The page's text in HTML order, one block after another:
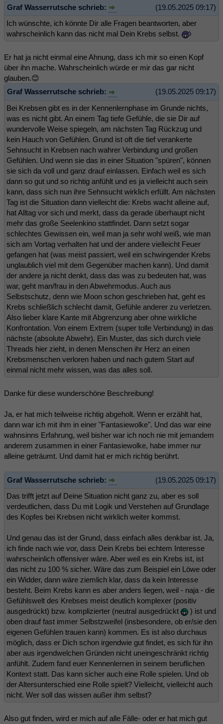
(19.05.2025 09:17)
Graf Wasserrutsche schrieb:
Ich wünschte, ich könnte Dir alle Fragen beantworten, aber
wahrscheinlich kann das nicht mal Dein Krebs selbst.
Er hat ja nicht einmal eine Ahnung, dass ich mir so einen Kopf
über ihn mache. Wahrscheinlich würde er mir das gar nicht
glauben.😊
(19.05.2025 09:17)
Graf Wasserrutsche schrieb:
Bei Krebsen gibt es in der Kennenlernphase im Grunde nichts,
was es nicht gibt. An einem Tag tiefe Gefühle, die sie Dir auf
wundervolle Weise spiegeln, am nächsten Tag Rückzug und
kein Hauch von Gefühlen. Grund ist oft die tief verankerte
Sehnsucht in Krebsen nach wahrer Verbindung und großen
Gefühlen. Und wenn sie das in einer Situation "spüren", können
sie sich da voll und ganz drauf einlassen. Einfach weil es sich
dann so gut und so richtig anfühlt und es ja vielleicht auch sein
kann, dass sich nun ihre Sehnsucht wirklich erfüllt. Am nächsten
Tag ist die Situation dann vielleicht die: Krebs wacht alleine auf,
hat Alltag vor sich und merkt, dass da gerade überhaupt nicht
mehr das große Seelenkino stattfindet. Dann setzt sogar
schlechtes Gewissen ein, weil man ja sehr wohl weiß, wie man
sich am Vortag verhalten hat und der andere vielleicht Feuer
gefangen hat (was meist passiert, weil ein schwingender Krebs
unglaublich viel mit dem Gegenüber machen kann). Und damit
der andere ja nicht denkt, dass das was zu bedeuten hat, was
war, geht man/frau in den Abwehrmodus. Auch aus
Selbstschutz, denn wie Moon schon geschrieben hat, geht es
Krebs schließlich schlecht damit, Gefühle anderer zu verletzen.
Also lieber klare Kante mit Abgrenzung aber ohne wirkliche
Konfrontation. Von einem Extrem (super tolle Verbindung) in das
nächste (absolute Abwehr). Ein Muster, das sich durch viele
Threads hier zieht, in denen Menschen ihr Herz an einen
Krebsmenschen verloren haben und nach gutem Start auf
einmal nicht mehr wissen, was das alles soll.
Danke für diese wunderschöne Beschreibung!
Ja, er hat mich teilweise richtig abgeholt. Wenn er erzählt hat,
dann war ich mit ihm in einer "Fantasiewolke". Und das war eine
wahnsinns Erfahrung, weil bisher war ich noch nie mit jemandem
anderem zusammen in einer Fantasiewolke, habe immer nur
alleine geträumt. Und damit hat er mich richtig berührt.
(19.05.2025 09:17)
Graf Wasserrutsche schrieb:
Das trifft jetzt auf Deine Situation nicht ganz zu, aber es soll
verdeutlichen, dass Du mit Logik und Verstehen auf Grundlage
des Kopfes bei Krebsen nicht wirklich weiter kommst.
Und genau das ist der Grund, dass einfach alles denkbar ist. Ja,
ich finde nach wie vor, dass Dein Krebs bei echtem Interesse
wahrscheinlich offensiver wäre. Aber weil es ein Krebs ist, ist
das nicht zu 100 % sicher. Wäre das zum Beispiel ein Löwe oder
ein Widder, dann wäre ziemlich klar, dass da kein Interesse
besteht. Beim Krebs kann es aber anders liegen, weil - naja - die
Gefühlswelt des Krebses meist deutlich komplexer (positiv
ausgedrückt) bzw. komplizierter (neutral ausgedrückt
) ist und
oben drauf fast immer Selbstzweifel (insbesondere, ob er/sie den
eigenen Gefühlen trauen kann) kommen. Es ist also durchaus
möglich, dass er Dich schon irgendwie gut findet, es sich für ihn
aber aus irgendwelchen Gründen nicht uneingeschränkt richtig
anfühlt. Zudem fand euer Kennenlernen in seinem beruflichen
Kontext statt. Das kann sicher auch eine Rolle spielen. Und ob
der Altersunterschied eine Rolle spielt? Vielleicht, vielleicht auch
nicht. Wer soll das wissen außer ihm selbst?
Also gut finden, wird er mich auf alle Fälle- oder er hat mich gut